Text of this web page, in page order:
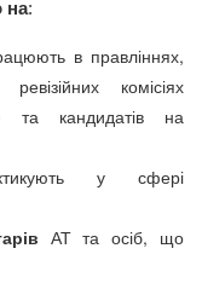
на:
в правліннях,
комісіях
та кандидатів на
у сфері
АТ та осіб, що